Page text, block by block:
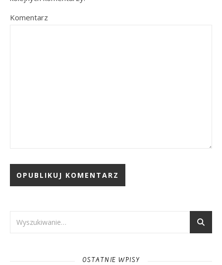
Komentarz
OSTATNIE WPISY